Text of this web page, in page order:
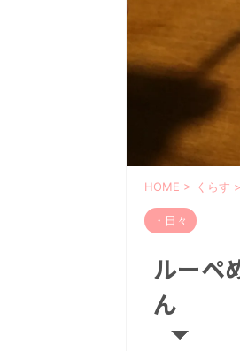
HOME > くらす >
・日々
ルーペ
ん